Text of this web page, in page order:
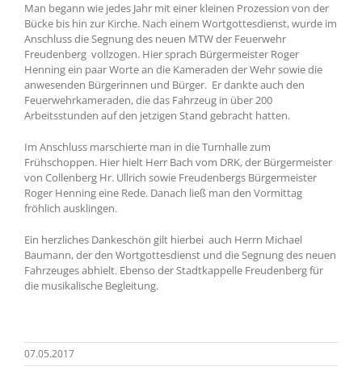
Man begann wie jedes Jahr mit einer kleinen Prozession von der
Bücke bis hin zur Kirche. Nach einem Wortgottesdienst, wurde im
Anschluss die Segnung des neuen MTW der Feuerwehr
Freudenberg vollzogen. Hier sprach Bürgermeister Roger
Henning ein paar Worte an die Kameraden der Wehr sowie die
anwesenden Bürgerinnen und Bürger. Er dankte auch den
Feuerwehrkameraden, die das Fahrzeug in über 200
Arbeitsstunden auf den jetzigen Stand gebracht hatten.
Im Anschluss marschierte man in die Turnhalle zum
Frühschoppen. Hier hielt Herr Bach vom DRK, der Bürgermeister
von Collenberg Hr. Ullrich sowie Freudenbergs Bürgermeister
Roger Henning eine Rede. Danach ließ man den Vormittag
fröhlich ausklingen.
Ein herzliches Dankeschön gilt hierbei auch Herrn Michael
Baumann, der den Wortgottesdienst und die Segnung des neuen
Fahrzeuges abhielt. Ebenso der Stadtkappelle Freudenberg für
die musikalische Begleitung.
07.05.2017